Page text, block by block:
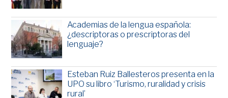
Academias de la lengua española:
¿descriptoras o prescriptoras del
lenguaje?
Esteban Ruiz Ballesteros presenta en la
UPO su libro ‘Turismo, ruralidad y crisis
rural’